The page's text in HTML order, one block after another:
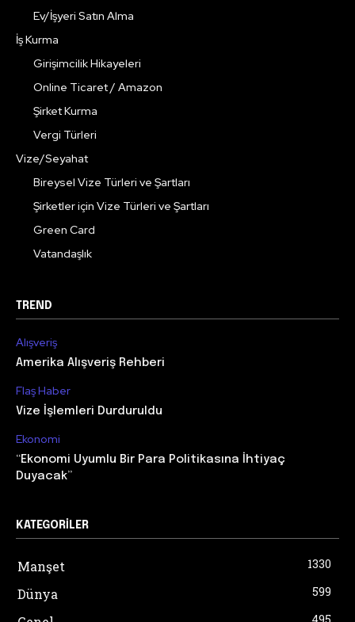
Ev/İşyeri Satın Alma
İş Kurma
Girişimcilik Hikayeleri
Online Ticaret / Amazon
Şirket Kurma
Vergi Türleri
Vize/Seyahat
Bireysel Vize Türleri ve Şartları
Şirketler için Vize Türleri ve Şartları
Green Card
Vatandaşlık
TREND
Alışveriş
Amerika Alışveriş Rehberi
Flaş Haber
Vize İşlemleri Durduruldu
Ekonomi
“Ekonomi Uyumlu Bir Para Politikasına İhtiyaç
Duyacak”
KATEGORILER
Manşet 1330
Dünya 599